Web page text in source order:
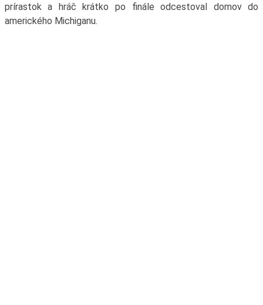
prírastok a hráč krátko po finále odcestoval domov do
amerického Michiganu.